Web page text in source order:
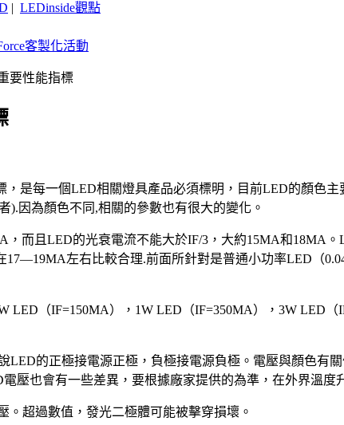
| LEDinside觀點
客製化活動
要性能指標
，是每一個LED相關燈具產品必須標明，目前LED的顏色
).因為顏色不同,相關的參數也有很大的變化。
，而且LED的光衰電流不能大於IF/3，大約15MA和18MA
左右比較合理.前面所針對是普通小功率LED（
LED（IF=150MA），1W LED（IF=350MA），3W LED
LED的正極接電源正極，負極接電源負極。電壓與顏色
壓也會有一些差異，要根據廠家提供的為準，在外界溫度
。超過數值，發光二極體可能被擊穿損壞。